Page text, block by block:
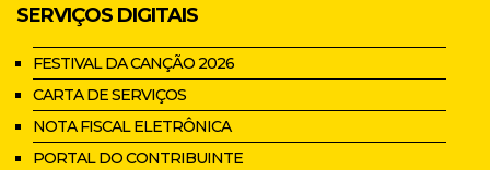
SERVIÇOS DIGITAIS
FESTIVAL DA CANÇÃO 2026
CARTA DE SERVIÇOS
NOTA FISCAL ELETRÔNICA
PORTAL DO CONTRIBUINTE